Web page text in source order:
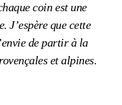
coin est une
J’espère que cette
de partir à la
et alpines.